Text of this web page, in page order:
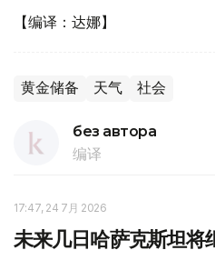
【编译：达娜】
黄金储备 天气 社会
без автора
编译
17:47, 24 7月 2026
未来几日哈萨克斯坦将